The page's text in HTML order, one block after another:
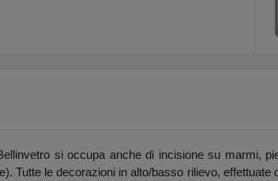
si occupa anche di incisione su marmi,
Tutte le decorazioni in alto/basso rilievo,